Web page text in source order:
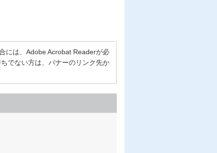
には、Adobe Acrobat Readerが必
でない方は、バナーのリンク先か